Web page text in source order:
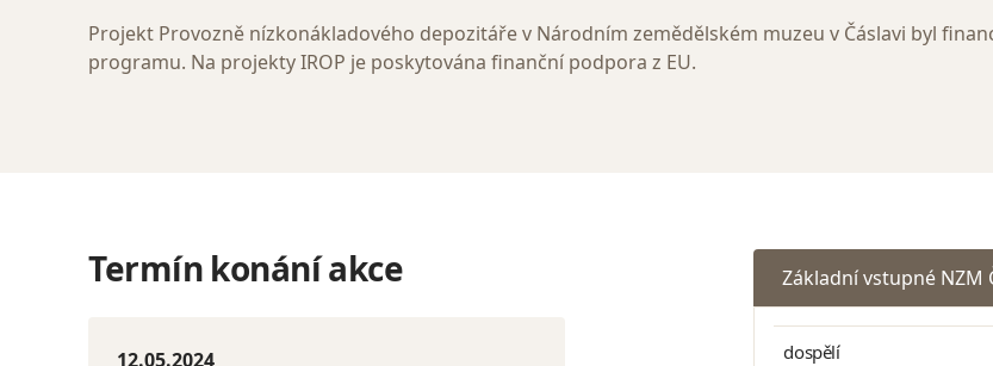
Projekt Provozně nízkonákladového depozitáře v Národním zemědělském muzeu v Čáslavi byl
programu. Na projekty IROP je poskytována finanční podpora z EU.
Termín konání akce
12.05.2024
Základní vstupné NZM
dospělí